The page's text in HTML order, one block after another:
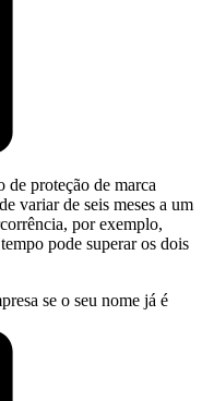
de proteção de marca
variar de seis meses a um
por exemplo,
pode superar os dois
se o seu nome já é